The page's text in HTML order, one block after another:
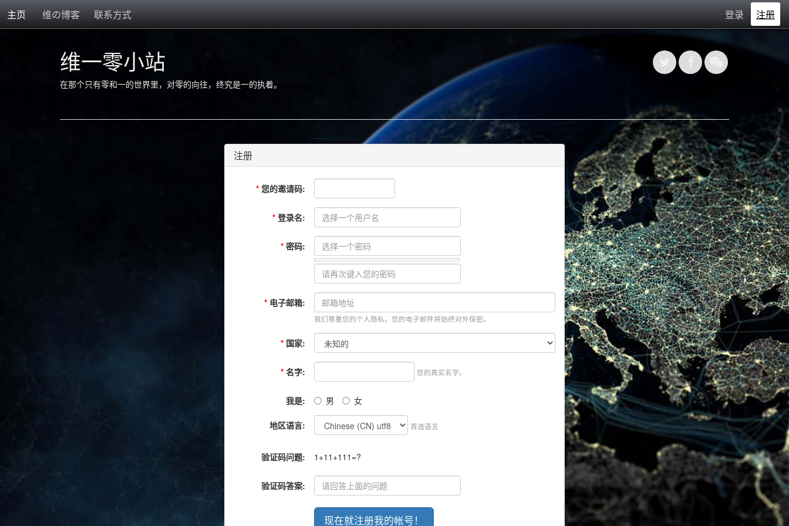
主页 维の博客 联系方式 登录 注册
维一零小站
在那个只有零和一的世界里，对零的向往，终究是一的执着。
注册
* 您的邀请码:
* 登录名:
* 密码:
* 电子邮箱:
我们尊重您的个人隐私。您的电子邮件将始终对外保密。
* 国家:
* 名字: 您的真实名字。
我是: 男 女
地区语言: 首选语言
验证码问题: 1+11+111=?
验证码答案: